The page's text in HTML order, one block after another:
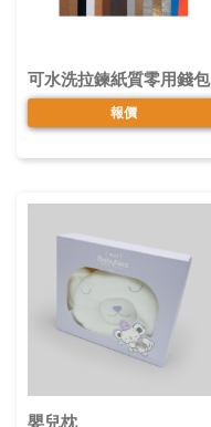
可水洗拉鍊紙質零用錢包
報價